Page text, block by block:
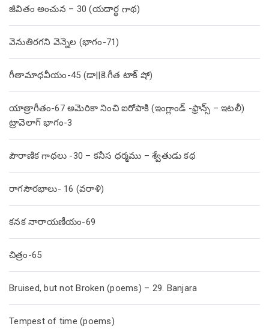
జీవితం అంచున – 30 (యదార్థ గాథ)
వెనుతిరగని వెన్నెల (భాగం-71)
గీతామాధవీయం-45 (డా||కె.గీత టాక్ షో)
యాత్రాగీతం-67 అమెరికా నించి ఐరోపాకి (ఇంగ్లాండ్ -ఫ్రాన్స్ – ఇటలీ)
ట్రావెలాగ్ భాగం-3
పౌరాణిక గాథలు -30 – కనీస ధర్మము – శ్వేతుడు కథ
రాగసౌరభాలు- 16 (వరాళి)
కనక నారాయణీయం-69
చిత్రం-65
Bruised, but not Broken (poems) – 29. Banjara
Tempest of time (poems)